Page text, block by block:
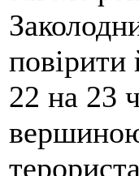
повірити
22 на 23